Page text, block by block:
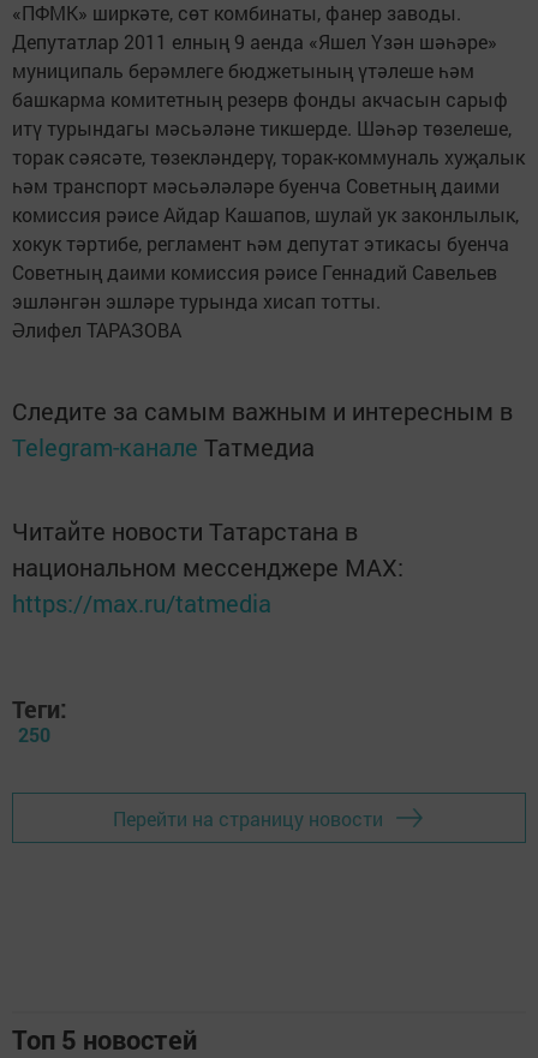
«ПФМК» ширкәте, сөт комбинаты, фанер заводы.
Депутатлар 2011 елның 9 аенда «Яшел Үзән шәһәре»
муниципаль берәмлеге бюджетының үтәлеше һәм
башкарма комитетның резерв фонды акчасын сарыф
итү турындагы мәсьәләне тикшерде. Шәһәр төзелеше,
торак сәясәте, төзекләндерү, торак-коммуналь хуҗалык
һәм транспорт мәсьәләләре буенча Советның даими
комиссия рәисе Айдар Кашапов, шулай ук законлылык,
хокук тәртибе, регламент һәм депутат этикасы буенча
Советның даими комиссия рәисе Геннадий Савельев
эшләнгән эшләре турында хисап тотты.
Әлифел ТАРАЗОВА
Следите за самым важным и интересным в
Telegram-канале Татмедиа
Читайте новости Татарстана в
национальном мессенджере MАХ:
https://max.ru/tatmedia
Теги:
250
Перейти на страницу новости
Топ 5 новостей